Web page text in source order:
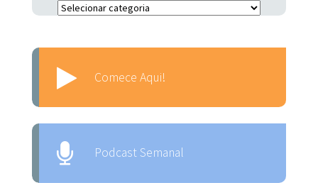
Escolha o Assunto:
Comece Aqui!
Podcast Semanal